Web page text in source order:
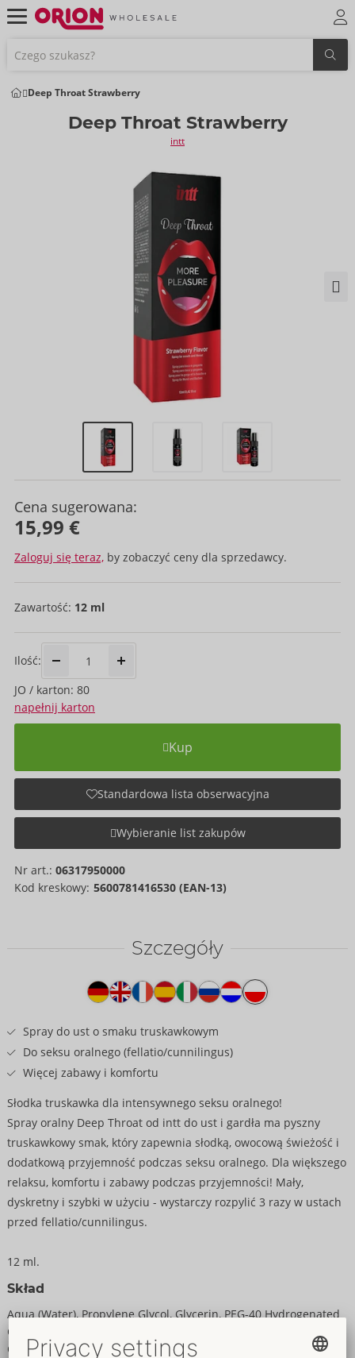
Deep Throat Strawberry
Deep Throat Strawberry
intt
Cena sugerowana:
15,99 €
Zaloguj się teraz, by zobaczyć ceny dla sprzedawcy.
Zawartość: 12 ml
Ilość:
JO / karton: 80
napełnij karton
Kup
Standardowa lista obserwacyjna
Wybieranie list zakupów
Nr art.: 06317950000
Kod kreskowy: 5600781416530 (EAN-13)
Szczegóły
produkcie
Spray do ust o smaku truskawkowym
Do seksu oralnego (fellatio/cunnilingus)
Więcej zabawy i komfortu
Słodka truskawka dla intensywnego seksu oralnego!
Spray oralny Deep Throat od intt do ust i gardła ma pyszny
truskawkowy smak, który zapewnia słodką, owocową świeżość i
dodatkową przyjemność podczas seksu oralnego. Dla większego
relaksu, komfortu i zabawy podczas przyjemności! Mały,
dyskretny i szybki w użyciu - wystarczy rozpylić 3 razy w ustach
przed fellatio/cunnilingus.
12 ml.
Skład
Aqua (Water), Propylene Glycol, Glycerin, PEG-40 Hydrogenated
Castor Oil, Aroma, Sodium Saccharin, Benzyl Alcohol,
Chlorphenesin.